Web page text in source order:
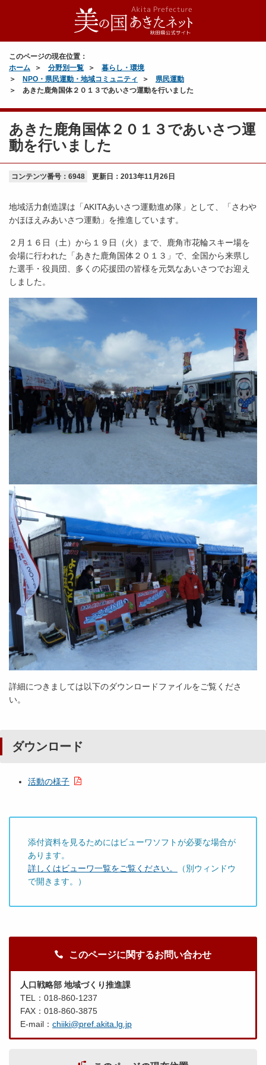
このページの現在位置：
ホーム
分野別一覧
暮らし・環境
NPO・県民運動・地域コミュニティ
県民運動
あきた鹿角国体２０１３であいさつ運動を行いました
あきた鹿角国体２０１３であいさつ運
動を行いました
コンテンツ番号：6948 更新日： 2013年11月26日
地域活力創造課は「AKITAあいさつ運動進め隊」として、「さわや
かほほえみあいさつ運動」を推進しています。
２月１６日（土）から１９日（火）まで、鹿角市花輪スキー場を
会場に行われた「あきた鹿角国体２０１３」で、全国から来県し
た選手・役員団、多くの応援団の皆様を元気なあいさつでお迎え
しました。
詳細につきましては以下のダウンロードファイルをご覧くださ
い。
ダウンロード
活動の様子
添付資料を見るためにはビューワソフトが必要な場合が
あります。
詳しくはビューワ一覧をご覧ください。
（別ウィンドウ
で開きます。）
このページに関するお問い合わせ
人口戦略部 地域づくり推進課
TEL：018-860-1237
FAX：018-860-3875
E-mail： chiiki@pref.akita.lg.jp